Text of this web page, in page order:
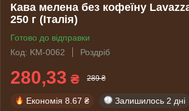
Кава мелена без кофеїну
250 г (Італія)
Готово до відправки
Код: KM-0062
Роздріб
280,33 ₴ 289 ₴
Економія 8.67 ₴ Залишилось 2 дні